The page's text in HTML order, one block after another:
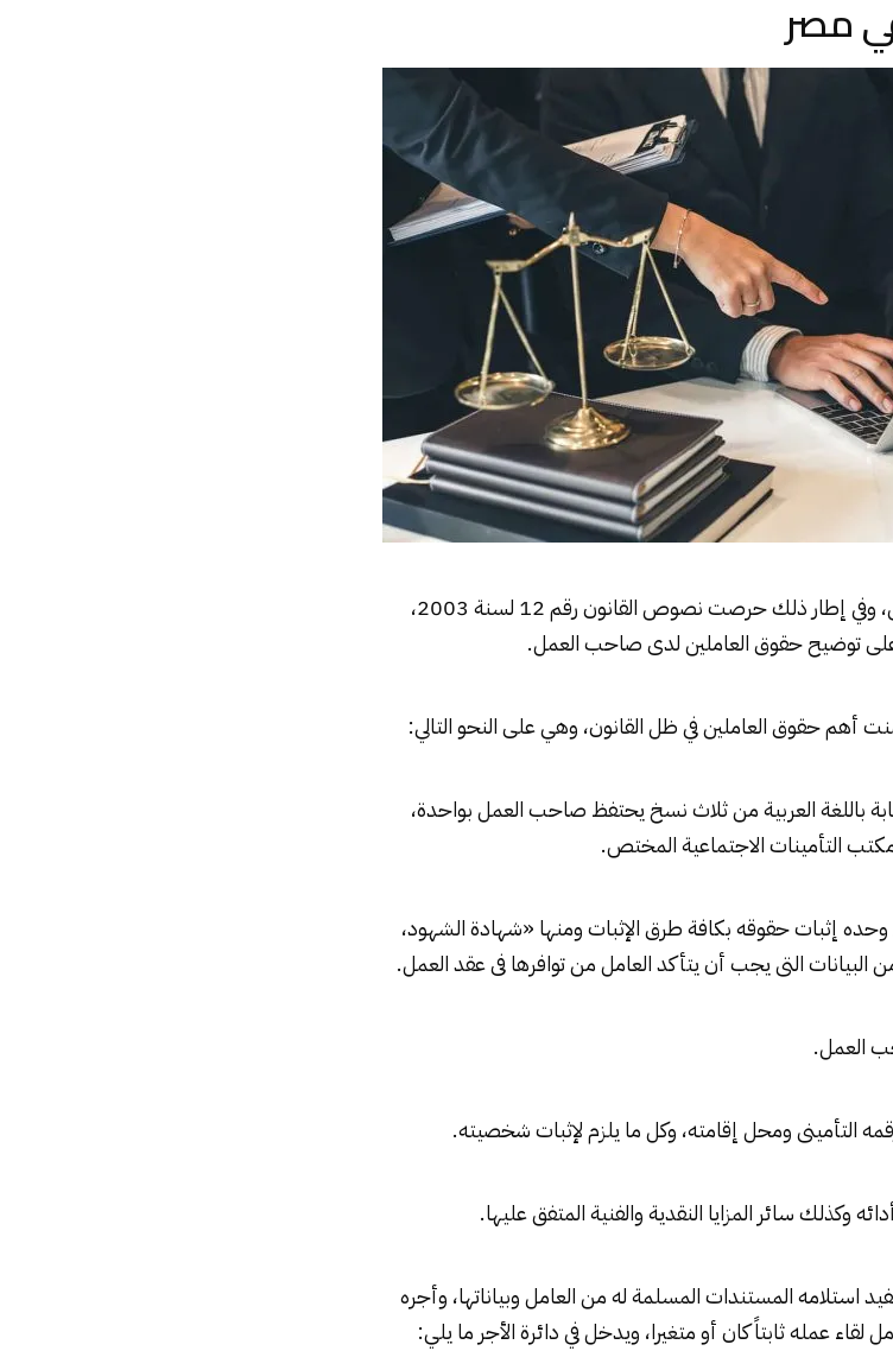
مصر
، وفي إطار ذلك حرصت نصوص القانون رقم 12 لسنة 2003،
توضيح حقوق العاملين لدى صاحب العمل.
أهم حقوق العاملين في ظل القانون، وهي على النحو التالي:
باللغة العربية من ثلاث نسخ يحتفظ صاحب العمل بواحدة،
التأمينات الاجتماعية المختص.
إثبات حقوقه بكافة طرق الإثبات ومنها «شهادة الشهود،
البيانات التى يجب أن يتأكد العامل من توافرها فى عقد العمل.
المستندات المسلمة له من العامل وبياناتها، وأجره
عمله ثابتاً كان أو متغيرا، ويدخل في دائرة الأجر ما يلي: